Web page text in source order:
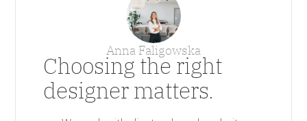
Anna Faligowska
Choosing the right
designer matters.